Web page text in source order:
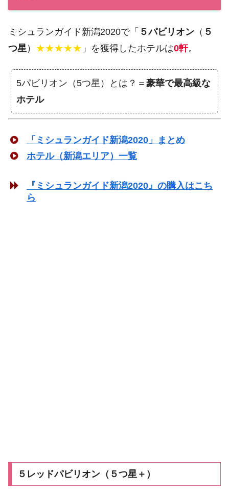
ミシュランガイド新潟2020で「 ５パビリオン （ ５
つ星 ） ★★★★★ 」を獲得したホテルは0軒。
5パビリオン（5つ星）とは？＝ 豪華で最高級な
ホテル
「ミシュランガイド新潟2020」まとめ
ホテル（新潟エリア）一覧
『ミシュランガイド新潟2020』の購入はこち
ら
５レッドパビリオン（５つ星＋）